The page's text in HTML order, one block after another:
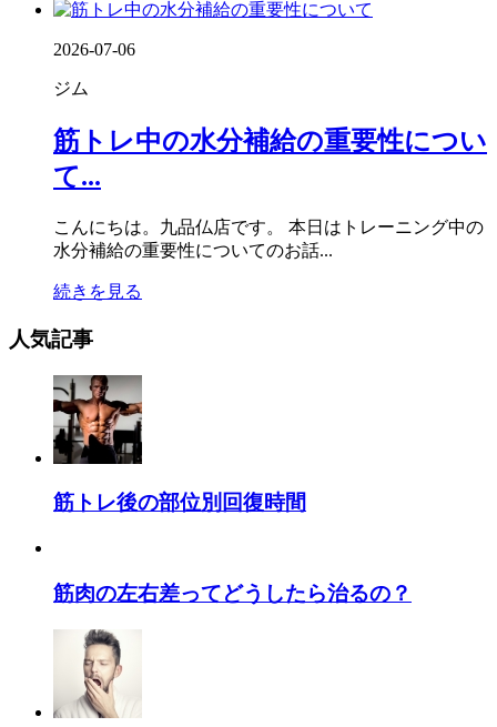
2026-07-06
ジム
筋トレ中の水分補給の重要性につい
て...
こんにちは。九品仏店です。 本日はトレーニング中の
水分補給の重要性についてのお話...
続きを見る
人気記事
筋トレ後の部位別回復時間
筋肉の左右差ってどうしたら治るの？